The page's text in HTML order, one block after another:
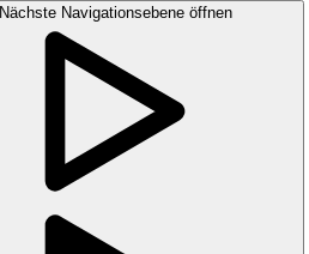
Nächste Navigationsebene öffnen